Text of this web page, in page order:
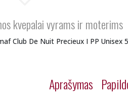
kvepalai vyrams ir moterims
Club De Nuit Precieux I PP Unisex
Aprašymas